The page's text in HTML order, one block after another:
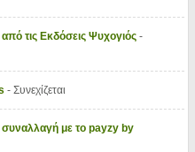
τις Εκδόσεις Ψυχογιός -
- Συνεχίζεται
συναλλαγή με το payzy by